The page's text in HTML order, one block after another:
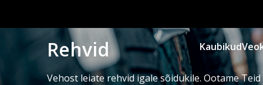
Rehvid
Vehost leiate rehvid igale sõidukile. Ootame
Kaubikud